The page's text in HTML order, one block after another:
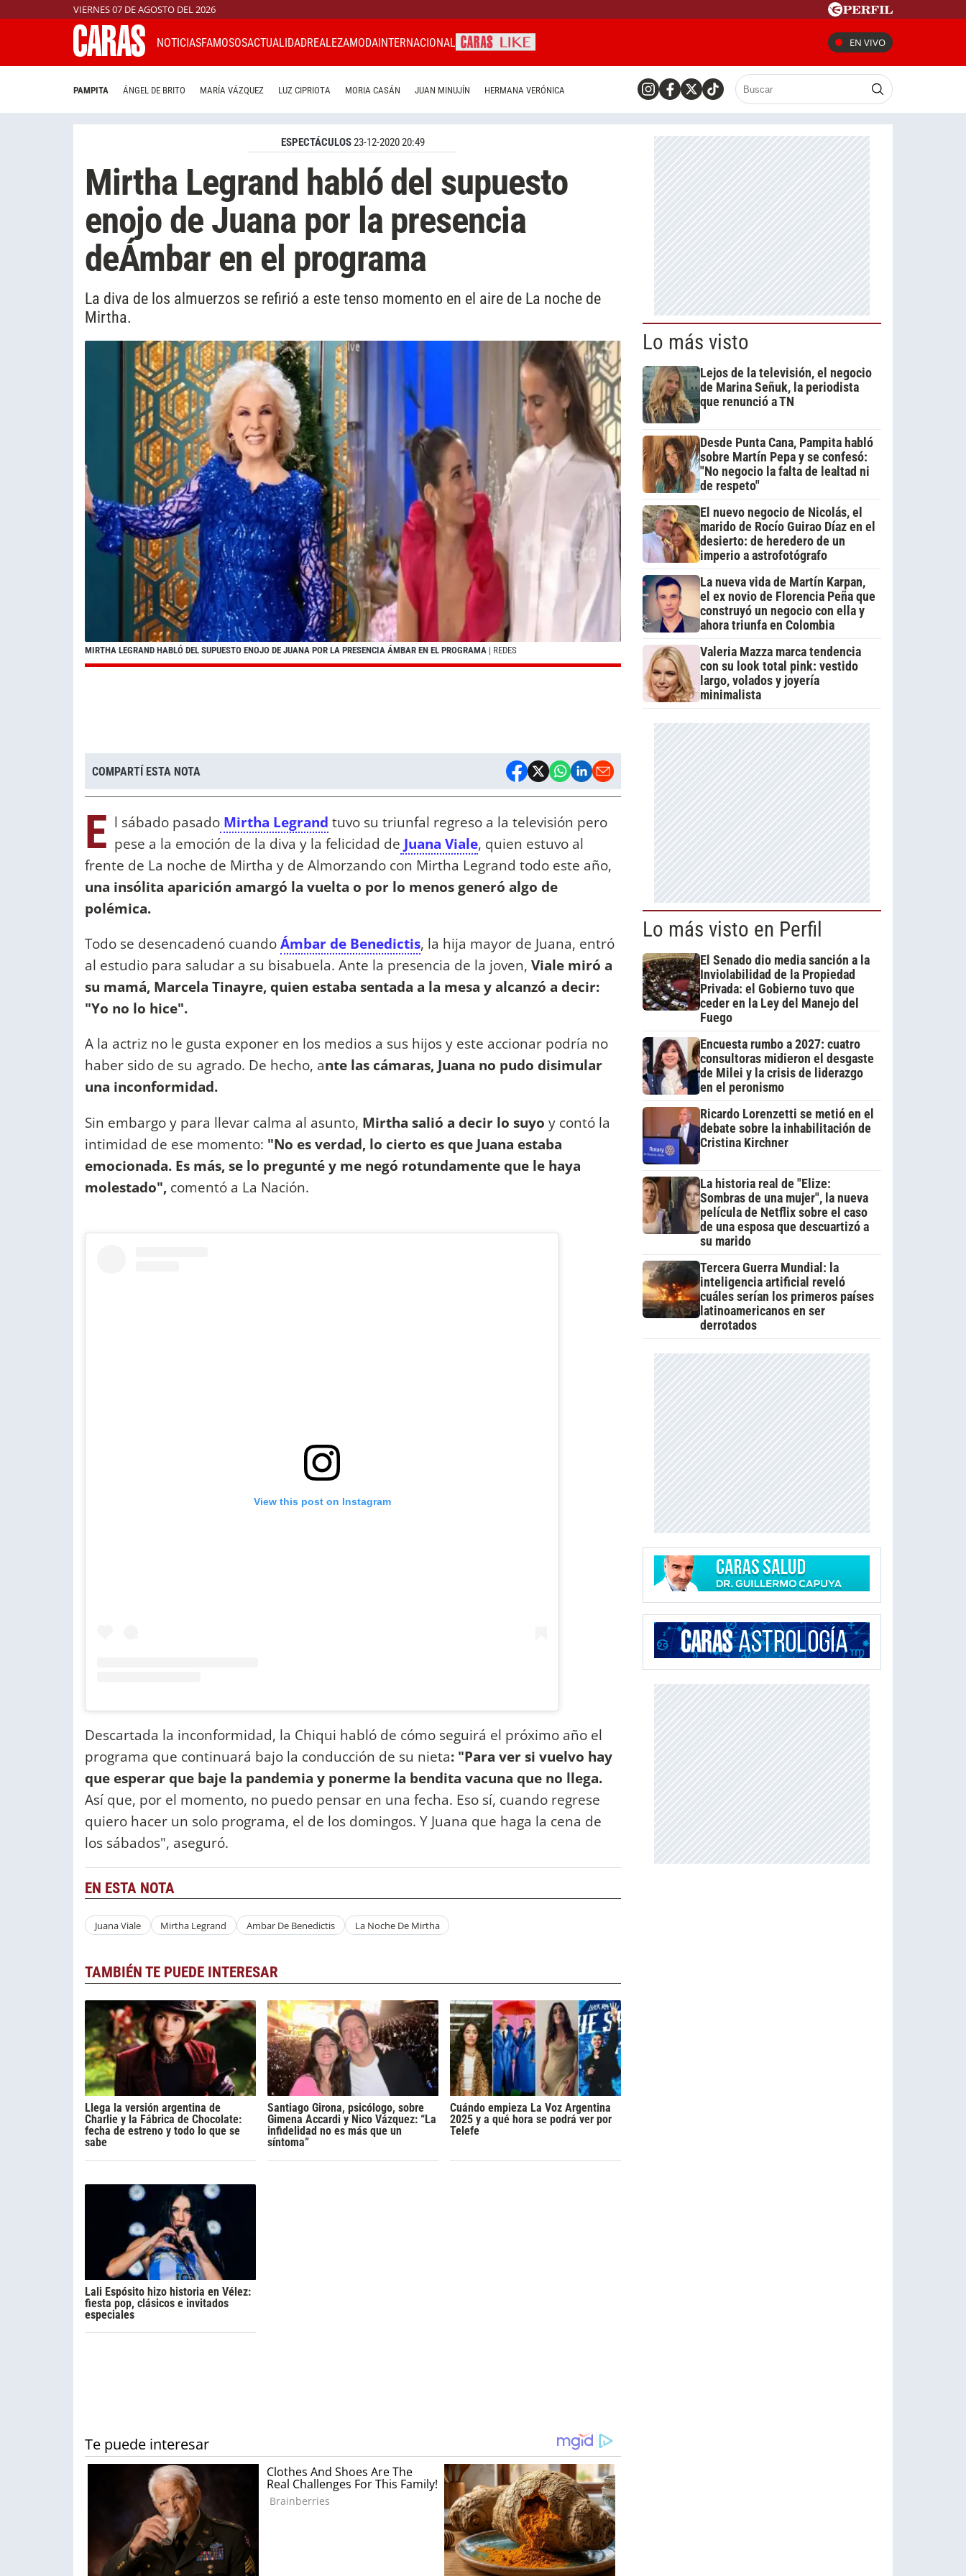
VIERNES 07 DE AGOSTO DEL 2026
NOTICIASFAMOSOSACTUALIDADREALEZAMODAINTERNACIONAL EN VIVO
PAMPITA ÁNGEL DE BRITO MARÍA VÁZQUEZ LUZ CIPRIOTA MORIA CASÁN JUAN MINUJÍN HERMANA VERÓNICA
ESPECTÁCULOS23-12-2020 20:49
Mirtha Legrand habló del supuesto
enojo de Juana por la presencia
deÁmbar en el programa
La diva de los almuerzos se refirió a este tenso momento en el aire de La noche de
Mirtha.
MIRTHA LEGRAND HABLÓ DEL SUPUESTO ENOJO DE JUANA POR LA PRESENCIA ÁMBAR EN EL PROGRAMA | REDES
COMPARTÍ ESTA NOTA
E l sábado pasado Mirtha Legrand tuvo su triunfal regreso a la televisión pero
pese a la emoción de la diva y la felicidad de Juana Viale, quien estuvo al
frente de La noche de Mirtha y de Almorzando con Mirtha Legrand todo este año,
una insólita aparición amargó la vuelta o por lo menos generó algo de
polémica.
Todo se desencadenó cuandoÁmbar de Benedictis, la hija mayor de Juana, entró
al estudio para saludar a su bisabuela. Ante la presencia de la joven, Viale miró a
su mamá, Marcela Tinayre, quien estaba sentada a la mesa y alcanzó a decir:
"Yo no lo hice".
A la actriz no le gusta exponer en los medios a sus hijos y este accionar podría no
haber sido de su agrado. De hecho, ante las cámaras, Juana no pudo disimular
una inconformidad.
Sin embargo y para llevar calma al asunto, Mirtha salió a decir lo suyo y contó la
intimidad de ese momento: "No es verdad, lo cierto es que Juana estaba
emocionada. Es más, se lo pregunté y me negó rotundamente que le haya
molestado", comentó a La Nación.
View this post on Instagram
Descartada la inconformidad, la Chiqui habló de cómo seguirá el próximo año el
programa que continuará bajo la conducción de su nieta: "Para ver si vuelvo hay
que esperar que baje la pandemia y ponerme la bendita vacuna que no llega.
Así que, por el momento, no puedo pensar en una fecha. Eso sí, cuando regrese
quiero hacer un solo programa, el de los domingos. Y Juana que haga la cena de
los sábados", aseguró.
EN ESTA NOTA
Juana Viale Mirtha Legrand Ambar De Benedictis La Noche De Mirtha
TAMBIÉN TE PUEDE INTERESAR
Llega la versión argentina de
Charlie y la Fábrica de Chocolate:
fecha de estreno y todo lo que se
sabe
Santiago Girona, psicólogo, sobre
Gimena Accardi y Nico Vázquez: “La
infidelidad no es más que un
síntoma”
Cuándo empieza La Voz Argentina
2025 y a qué hora se podrá ver por
Telefe
Lali Espósito hizo historia en Vélez:
fiesta pop, clásicos e invitados
especiales
Lo más visto
Lejos de la televisión, el negocio
de Marina Señuk, la periodista
que renunció a TN
Desde Punta Cana, Pampita habló
sobre Martín Pepa y se confesó:
"No negocio la falta de lealtad ni
de respeto"
El nuevo negocio de Nicolás, el
marido de Rocío Guirao Díaz en el
desierto: de heredero de un
imperio a astrofotógrafo
La nueva vida de Martín Karpan,
el ex novio de Florencia Peña que
construyó un negocio con ella y
ahora triunfa en Colombia
Valeria Mazza marca tendencia
con su look total pink: vestido
largo, volados y joyería
minimalista
Lo más visto en Perfil
El Senado dio media sanción a la
Inviolabilidad de la Propiedad
Privada: el Gobierno tuvo que
ceder en la Ley del Manejo del
Fuego
Encuesta rumbo a 2027: cuatro
consultoras midieron el desgaste
de Milei y la crisis de liderazgo
en el peronismo
Ricardo Lorenzetti se metió en el
debate sobre la inhabilitación de
Cristina Kirchner
La historia real de "Elize:
Sombras de una mujer", la nueva
película de Netflix sobre el caso
de una esposa que descuartizó a
su marido
Tercera Guerra Mundial: la
inteligencia artificial reveló
cuáles serían los primeros países
latinoamericanos en ser
derrotados